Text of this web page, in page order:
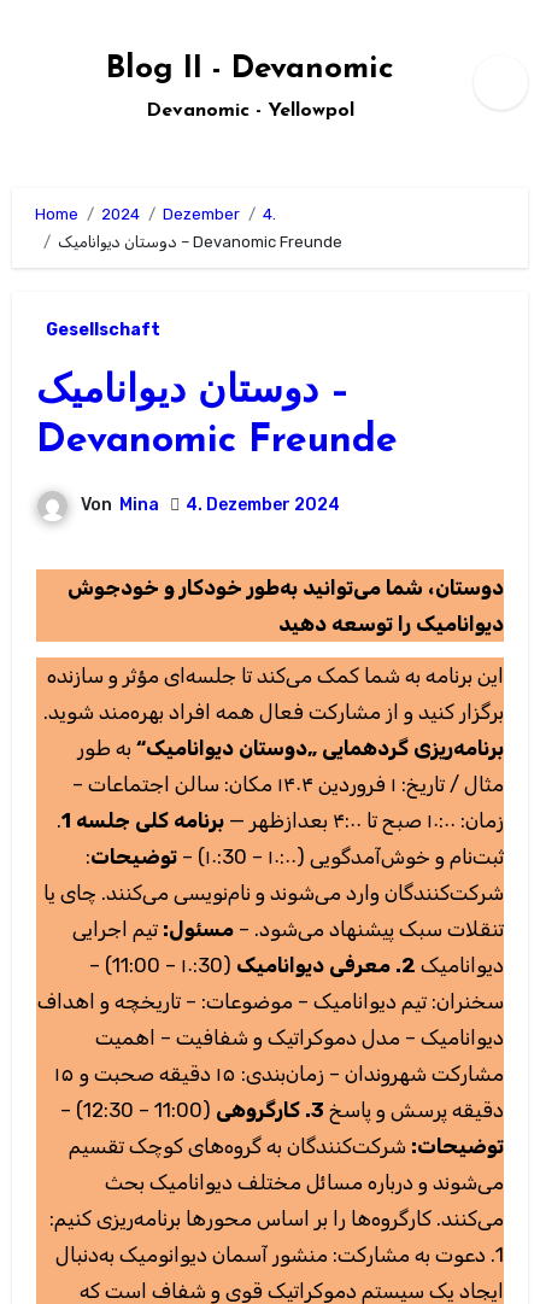
Blog II - Devanomic
Devanomic - Yellowpol
Home 2024 Dezember
4.
دوستان دیوانامیک – Devanomic Freunde
Gesellschaft
دوستان دیوانامیک –
Devanomic Freunde
Von Mina 4. Dezember 2024
دوستان، شما می‌توانید به‌طور خودکار و خودجوش
دیوانامیک را توسعه دهید
این برنامه به شما کمک می‌کند تا جلسه‌ای مؤثر و سازنده
برگزار کنید و از مشارکت فعال همه افراد بهره‌مند شوید.
برنامه‌ریزی گردهمایی „دوستان دیوانامیک“به طور
مثال / تاریخ: ۱ فروردین ۱۴۰۴ مکان: سالن اجتماعات –
زمان: ۱۰:۰۰ صبح تا ۴:۰۰ بعدازظهر —
برنامه کلی جلسه 1
.
ثبت‌نام و خوش‌آمدگویی (۱۰:۰۰ – ۱۰:30) –
توضیحات:
شرکت‌کنندگان وارد می‌شوند و نام‌نویسی می‌کنند. چای یا
تنقلات سبک پیشنهاد می‌شود. – مسئول: تیم اجرایی
دیوانامیک2. معرفی دیوانامیک
(۱۰:30 – 11:00) –
سخنران: تیم دیوانامیک – موضوعات: – تاریخچه و اهداف
دیوانامیک – مدل دموکراتیک و شفافیت – اهمیت
مشارکت شهروندان – زمان‌بندی: ۱۵ دقیقه صحبت و ۱۵
دقیقه پرسش و پاسخ3. کارگروهی
(11:00 – 12:30) –
توضیحات: شرکت‌کنندگان به گروه‌های کوچک تقسیم
می‌شوند و درباره مسائل مختلف دیوانامیک بحث
می‌کنند. کارگروه‌ها را بر اساس محورها برنامه‌ریزی کنیم:
1. دعوت به مشارکت: منشور آسمان دیوانومیک به‌دنبال
ایجاد یک سیستم دموکراتیک قوی و شفاف است که